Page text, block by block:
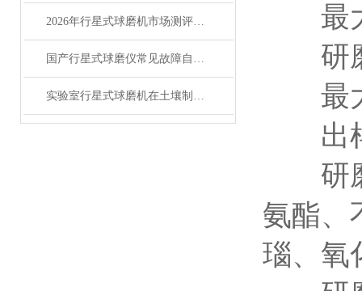
2026年行星式球磨机市场测评报告及产品优选指南
国产行星式球磨仪常见故障自行排查修复操作指南
实验室行星式球磨机在土壤制样中进行研磨分析的解决方案
最大
研磨
最大
出样
研磨
氨酯、
瑙、氧